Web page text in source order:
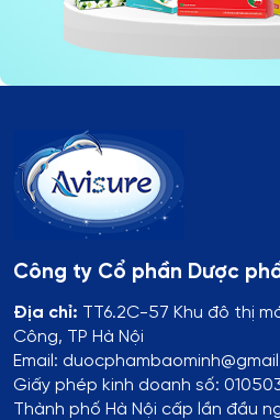
Công ty Cổ phần Dược
Địa chỉ: TT6.2C-57 Khu đô thị
Công, TP Hà Nội
Email:
Giấy phép kinh doanh số:
Thành phố Hà Nội cấp lần đầu